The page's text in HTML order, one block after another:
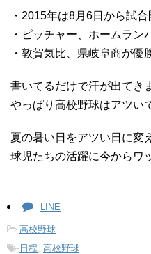
・2015年は8月6日から試
・ピッチャー、ホームラン
・敦賀気比、県岐阜商が優
書いてるだけで汗が出てき
やっぱり高校野球はアツい
夏の暑い日をアツい日に変
球児たちの活躍に今からワ
LINE
-高校野球
-日程 高校野球